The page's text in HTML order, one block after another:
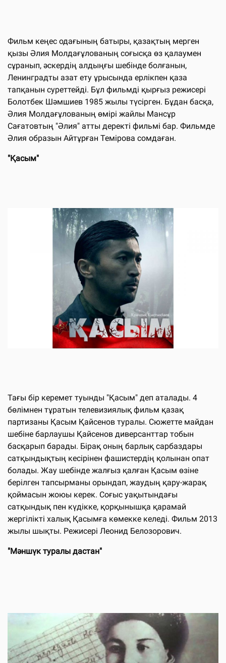
Фильм кеңес одағының батыры, қазақтың мерген
қызы Әлия Молдағұлованың соғысқа өз қалаумен
сұранып, әскердің алдыңғы шебінде болғанын,
Ленинградты азат ету ұрысында ерлікпен қаза
тапқанын суреттейді. Бұл фильмді қырғыз режисері
Болотбек Шәмшиев 1985 жылы түсірген. Бұдан басқа,
Әлия Молдағұлованың өмірі жайлы Мансұр
Сағатовтың "Әлия" атты деректі фильмі бар. Фильмде
Әлия образын Айтұрған Темірова сомдаған.
"Қасым"
Тағы бір керемет туынды "Қасым" деп аталады. 4
бөлімнен тұратын телевизиялық фильм қазақ
партизаны Қасым Қайсенов туралы. Сюжетте майдан
шебіне барлаушы Қайсенов диверсанттар тобын
басқарып барады. Бірақ оның барлық сарбаздары
сатқындықтың кесірінен фашистердің қолынан опат
болады. Жау шебінде жалғыз қалған Қасым өзіне
берілген тапсырманы орындап, жаудың қару-жарақ
қоймасын жоюы керек. Соғыс уақытындағы
сатқындық пен күдікке, қорқынышқа қарамай
жергілікті халық Қасымға көмекке келеді. Фильм 2013
жылы шықты. Режисері Леонид Белозорович.
"Мәншүк туралы дастан"